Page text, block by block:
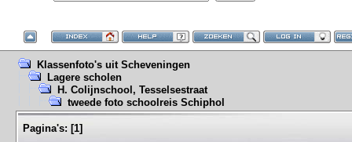
Klassenfoto's uit Scheveningen
Lagere scholen
H. Colijnschool, Tesselsestraat
tweede foto schoolreis Schiphol
Pagina's: [1]